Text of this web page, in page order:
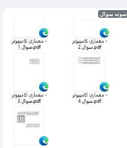
نمونه سوال